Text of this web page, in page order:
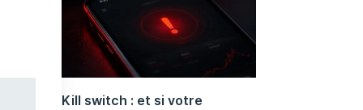
Kill switch : et si votre